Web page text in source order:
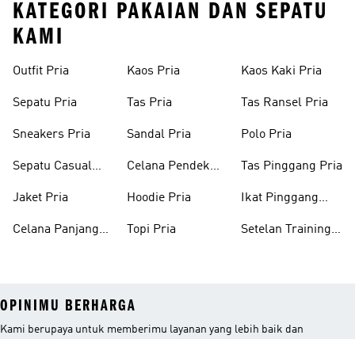
KATEGORI PAKAIAN DAN SEPATU
KAMI
Outfit Pria
Sepatu Pria
Sneakers Pria
Sepatu Casual
Jaket Pria
Celana Panjang
Kaos Pria
Tas Pria
Sandal Pria
Celana Pendek
Hoodie Pria
Topi Pria
Kaos Kaki Pria
Tas Ransel Pria
Polo Pria
Tas Pinggang Pria
Ikat Pinggang
Setelan Training
OPINIMU BERHARGA
Kami berupaya untuk memberimu layanan yang lebih baik dan